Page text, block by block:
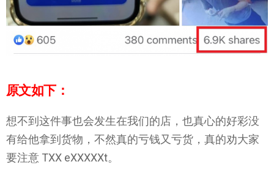
原文如下：
想不到这件事也会发生在我们的店，也真心的好彩没
有给他拿到货物，不然真的亏钱又亏货，真的劝大家
要注意 TXX eXXXXXt。